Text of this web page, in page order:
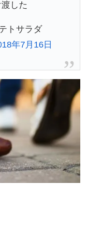
した
トサラダ
年7月16日